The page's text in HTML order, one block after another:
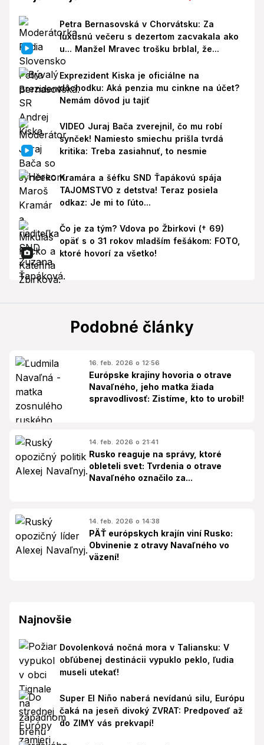
Petra Bernasovská v Chorvátsku: Za
luxusnú večeru s dezertom zacvakala ako
u... Manžel Mravec trošku brblal, že...
Exprezident Kiska je oficiálne na
dôchodku: Aká penzia mu cinkne na účet?
Nemám dôvod ju tajiť
VIDEO Juraj Bača zverejnil, čo mu robí
synček! Namiesto smiechu prišla tvrdá
kritika: Treba zasiahnuť, to nesmie
Kramára a šéfku SND Ťapákovú spája
TAJOMSTVO z detstva! Teraz posiela
odkaz: Je mi to ľúto...
Čo je za tým? Vdova po Žbirkovi († 69)
opäť s o 31 rokov mladším fešákom: FOTO,
ktoré hovorí za všetko!
Podobné články
16. feb. 2026 o 12:56
Európske krajiny hovoria o otrave
Navaľného, jeho matka žiada
spravodlivosť: Zistíme, kto to urobil!
14. feb. 2026 o 21:41
Rusko reaguje na správy, ktoré
obleteli svet: Tvrdenia o otrave
Navaľného označilo za...
14. feb. 2026 o 14:38
PÄŤ európskych krajín viní Rusko:
Obvinenie z otravy Navaľného vo
väzení!
Najnovšie
Dovolenková nočná mora v Taliansku: V
obľúbenej destinácii vypuklo peklo, ľudia
museli utekať!
Super El Niño naberá nevídanú silu, Európu
čaká na jeseň divoký ZVRAT: Predpoveď až
do ZIMY vás prekvapí!